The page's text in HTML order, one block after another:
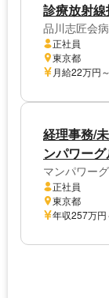
診療放射
品川志匠会
正社員
東京都
月給22万円
経理事務/
ンパワー
マンパワー
正社員
東京都
年収257万